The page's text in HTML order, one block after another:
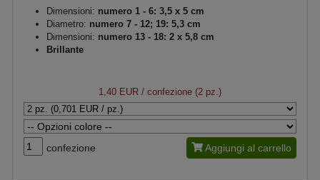
Dimensioni: numero 1 - 6: 3,5 x 5 cm
Diametro: numero 7 - 12; 19: 5,3 cm
Dimensioni: numero 13 - 18: 2 x 5,8 cm
Brillante
1,40 EUR / confezione (2 pz.)
confezione Aggiungi al carrello